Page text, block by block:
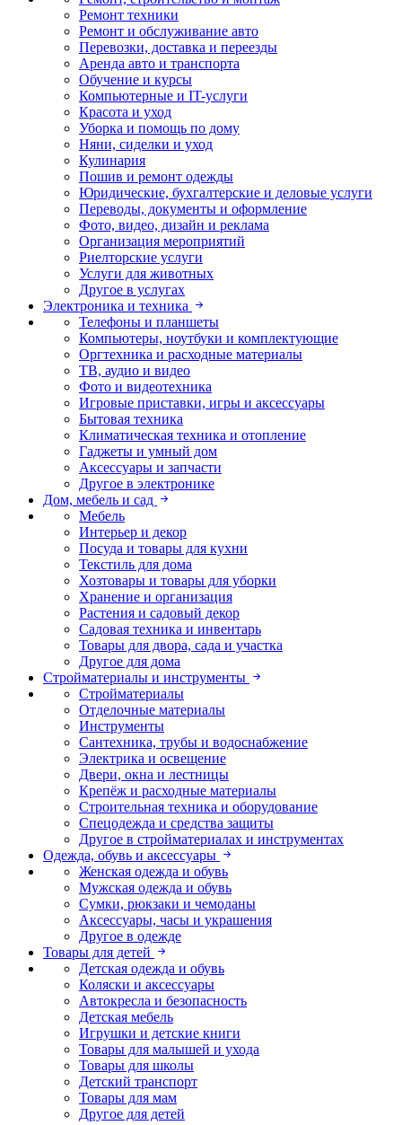
Ремонт техники
Ремонт и обслуживание авто
Перевозки, доставка и переезды
Аренда авто и транспорта
Обучение и курсы
Компьютерные и IT-услуги
Красота и уход
Уборка и помощь по дому
Няни, сиделки и уход
Кулинария
Пошив и ремонт одежды
Юридические, бухгалтерские и деловые услуги
Переводы, документы и оформление
Фото, видео, дизайн и реклама
Организация мероприятий
Риелторские услуги
Услуги для животных
Другое в услугах
Электроника и техника
Телефоны и планшеты
Компьютеры, ноутбуки и комплектующие
Оргтехника и расходные материалы
ТВ, аудио и видео
Фото и видеотехника
Игровые приставки, игры и аксессуары
Бытовая техника
Климатическая техника и отопление
Гаджеты и умный дом
Аксессуары и запчасти
Другое в электронике
Дом, мебель и сад
Мебель
Интерьер и декор
Посуда и товары для кухни
Текстиль для дома
Хозтовары и товары для уборки
Хранение и организация
Растения и садовый декор
Садовая техника и инвентарь
Товары для двора, сада и участка
Другое для дома
Стройматериалы и инструменты
Стройматериалы
Отделочные материалы
Инструменты
Сантехника, трубы и водоснабжение
Электрика и освещение
Двери, окна и лестницы
Крепёж и расходные материалы
Строительная техника и оборудование
Спецодежда и средства защиты
Другое в стройматериалах и инструментах
Одежда, обувь и аксессуары
Женская одежда и обувь
Мужская одежда и обувь
Сумки, рюкзаки и чемоданы
Аксессуары, часы и украшения
Другое в одежде
Товары для детей
Детская одежда и обувь
Коляски и аксессуары
Автокресла и безопасность
Детская мебель
Игрушки и детские книги
Товары для малышей и ухода
Товары для школы
Детский транспорт
Товары для мам
Другое для детей